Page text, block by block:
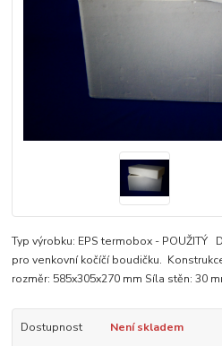
Typ výrobku: EPS termobox -
pro venkovní kočíčí boudičku.
rozměr: 585x305x270 mm Síla stěn: 30
Dostupnost Není skladem